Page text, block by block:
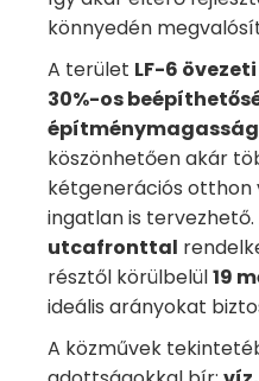
könnyedén
A terület LF-6
30%-os
köszönhetően akár
kétgenerációs
ingatlan is
utcafronttal
résztől körülbelül19
ideális arányokat
A közművek